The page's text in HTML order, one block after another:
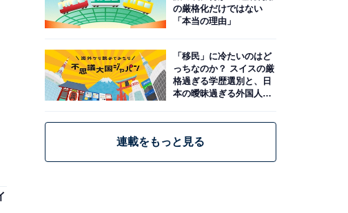
の厳格化だけではない
「本当の理由」
「移民」に冷たいのはど
っちなのか？ スイスの厳
格過ぎる学歴選別と、日
本の曖昧過ぎる外国人政
連載をもっと見る